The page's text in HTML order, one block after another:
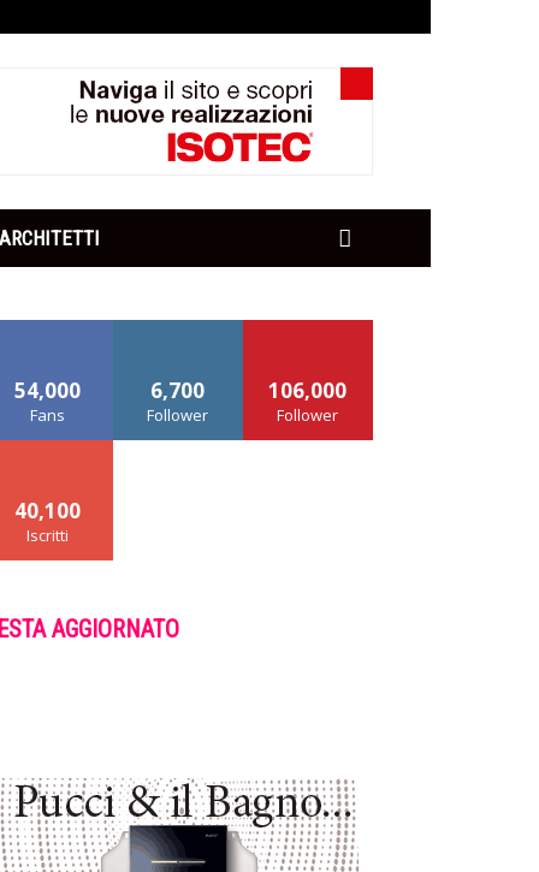
ARCHITETTI
54,000
Fans
6,700
Follower
106,000
Follower
40,100
Iscritti
AGGIORNATO